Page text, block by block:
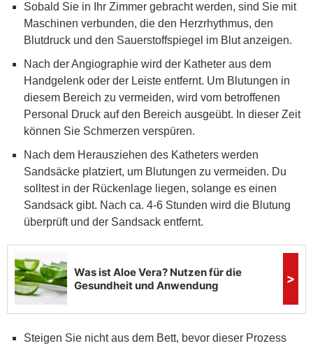
Sobald Sie in Ihr Zimmer gebracht werden, sind Sie mit
Maschinen verbunden, die den Herzrhythmus, den
Blutdruck und den Sauerstoffspiegel im Blut anzeigen.
Nach der Angiographie wird der Katheter aus dem
Handgelenk oder der Leiste entfernt. Um Blutungen in
diesem Bereich zu vermeiden, wird vom betroffenen
Personal Druck auf den Bereich ausgeübt. In dieser Zeit
können Sie Schmerzen verspüren.
Nach dem Herausziehen des Katheters werden
Sandsäcke platziert, um Blutungen zu vermeiden. Du
solltest in der Rückenlage liegen, solange es einen
Sandsack gibt. Nach ca. 4-6 Stunden wird die Blutung
überprüft und der Sandsack entfernt.
Steigen Sie nicht aus dem Bett, bevor dieser Prozess